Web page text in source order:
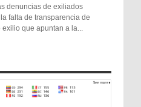
denuncias de exiliados
falta de transparencia de
que apuntan a la...